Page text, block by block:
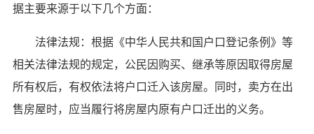
据主要来源于以下几个方面：
法律法规：根据《中华人民共和国户口登记条例》等
相关法律法规的规定，公民因购买、继承等原因取得房屋
所有权后，有权依法将户口迁入该房屋。同时，卖方在出
售房屋时，应当履行将房屋内原有户口迁出的义务。